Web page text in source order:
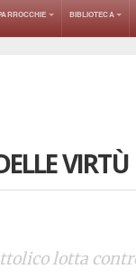
BIBLIOTECA
VIRTÙ
lotta